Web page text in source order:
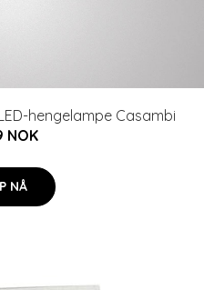
hengelampe Casambi
NOK
NÅ